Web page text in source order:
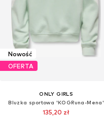
Nowość
OFERTA
ONLY GIRLS
Bluzka sportowa 'KOGRuna-Mena'
135,20 zł